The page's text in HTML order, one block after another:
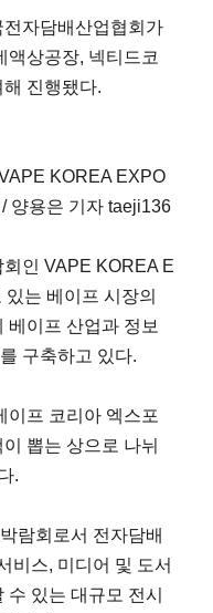
자담배산업협회가
액상공장, 넥티드코
진행됐다.
KOREA EXPO
양용은 기자 taeji136
인 VAPE KOREA E
는 베이프 시장의
베이프 산업과 정보
구축하고 있다.
이프 코리아 엑스포
뽑는 상으로 나뉘
.
람회로서 전자담배
비스, 미디어 및 도서
있는 대규모 전시